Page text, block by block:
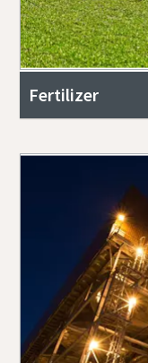
Fertilizer